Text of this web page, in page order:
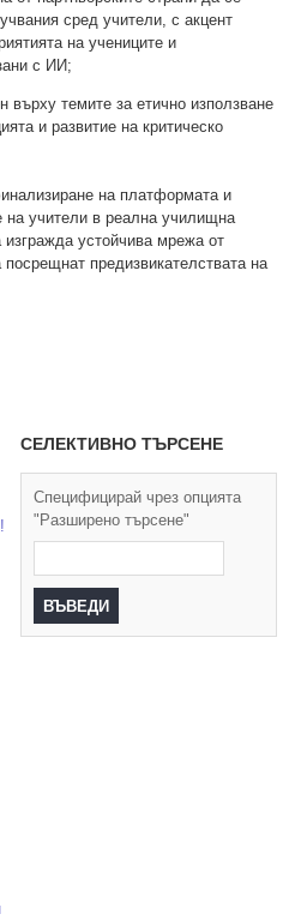
сред учители, с акцент
на учениците и
с ИИ;
върху темите за етично използване
и развитие на критическо
на платформата и
на учители в реална училищна
устойчива мрежа от
предизвикателствата на
СЕЛЕКТИВНО ТЪРСЕНЕ
Специфицирай чрез опцията
"Разширено търсене"